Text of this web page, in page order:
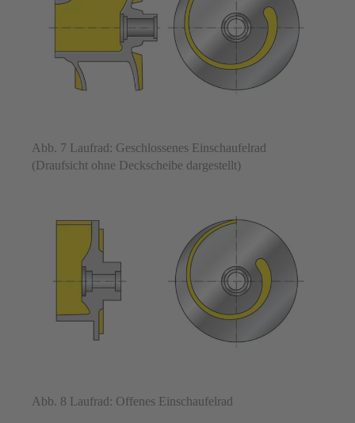
Abb. 7 Laufrad: Geschlossenes Einschaufelrad
(Draufsicht ohne Deckscheibe dargestellt)
Abb. 8 Laufrad: Offenes Einschaufelrad